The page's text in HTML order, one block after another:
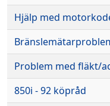
Hjälp med
Problem med fläkt/
850i - 92 köpråd